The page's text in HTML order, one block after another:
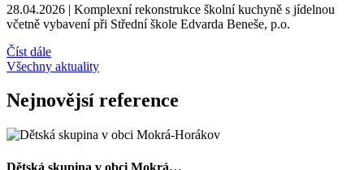
28.04.2026 | Komplexní rekonstrukce školní kuchyně s jídelnou
včetně vybavení při Střední škole Edvarda Beneše, p.o.
Číst dále
Všechny aktuality
Nejnovějsí reference
Dětská skupina v obci Mokrá…